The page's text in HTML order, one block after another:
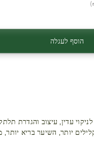
)
הוסף לעגלה
עדין, עיצוב והגדרת
יותר, השיער בריא יותר,